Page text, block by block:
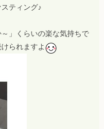
ティング♪
～」くらいの楽な気持ちで
られますよ